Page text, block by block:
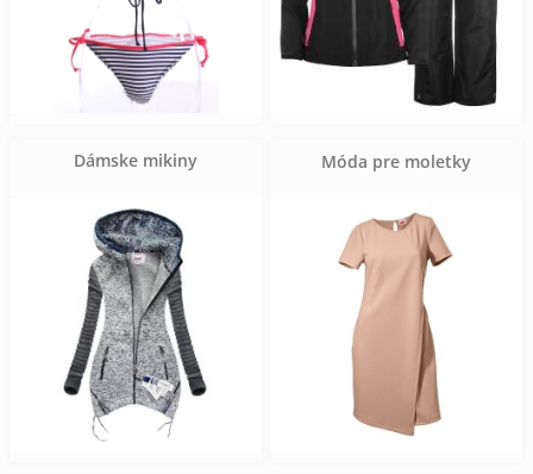
Dámske mikiny Móda pre moletky